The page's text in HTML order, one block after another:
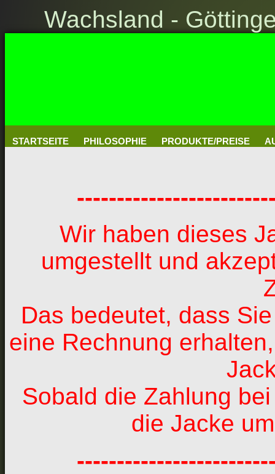
Wachsland -
STARTSEITE PHILOSOPHIE PRODUKTE/PREISE
Wir haben dieses
umgestellt und
Das bedeutet, dass
eine Rechnung
Sobald die Zahlung
die Jacke